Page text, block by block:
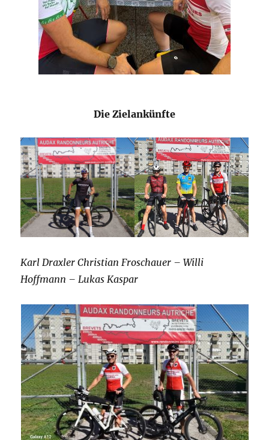
Die Zielankünfte
Karl DraxlerChristian Froschauer – Willi
Hoffmann – Lukas Kaspar